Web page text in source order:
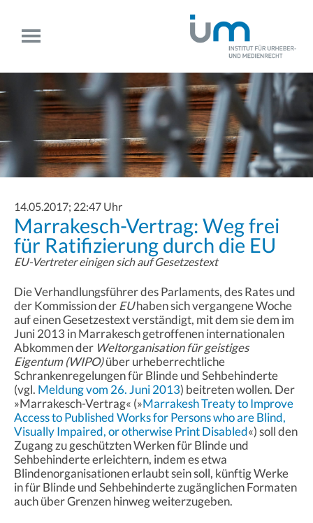
14.05.2017; 22:47 Uhr
Marrakesch-Vertrag: Weg frei
für Ratifizierung durch die EU
EU-Vertreter einigen sich auf Gesetzestext
Die Verhandlungsführer des Parlaments, des Rates und
der Kommission derEUhaben sich vergangene Woche
auf einen Gesetzestext verständigt, mit dem sie dem im
Juni 2013 in Marrakesch getroffenen internationalen
Abkommen der Weltorganisation für geistiges
Eigentum (WIPO)über urheberrechtliche
Schrankenregelungen für Blinde und Sehbehinderte
(vgl. Meldung vom 26. Juni 2013) beitreten wollen. Der
»Marrakesch-Vertrag« (»Marrakesh Treaty to Improve
Access to Published Works for Persons who are Blind,
Visually Impaired, or otherwise Print Disabled«) soll den
Zugang zu geschützten Werken für Blinde und
Sehbehinderte erleichtern, indem es etwa
Blindenorganisationen erlaubt sein soll, künftig Werke
in für Blinde und Sehbehinderte zugänglichen Formaten
auch über Grenzen hinweg weiterzugeben.